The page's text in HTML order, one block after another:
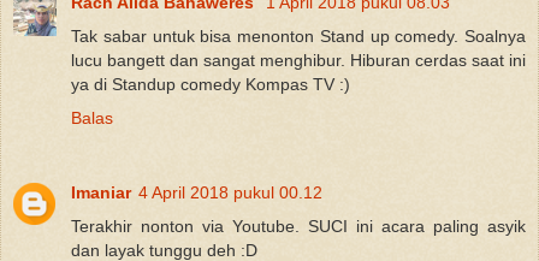
Tak sabar untuk bisa menonton Stand up comedy. Soalnya
lucu bangett dan sangat menghibur. Hiburan cerdas saat ini
ya di Standup comedy Kompas TV :)
Balas
Imaniar 4 April 2018 pukul 00.12
Terakhir nonton via Youtube. SUCI ini acara paling asyik
dan layak tunggu deh :D